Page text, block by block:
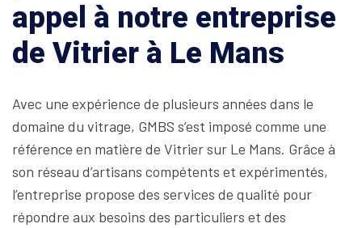
appel à notre entreprise
de Vitrier à Le Mans
Avec une expérience de plusieurs années dans le
domaine du vitrage, GMBS s’est imposé comme une
référence en matière de Vitrier sur Le Mans. Grâce à
son réseau d’artisans compétents et expérimentés,
l’entreprise propose des services de qualité pour
répondre aux besoins des particuliers et des